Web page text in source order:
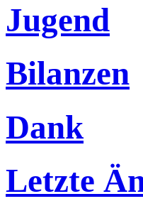
Jugend
Bilanzen
Dank
Letzte